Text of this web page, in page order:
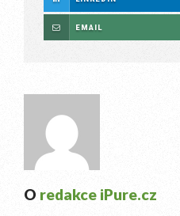
EMAIL
O redakce iPure.cz